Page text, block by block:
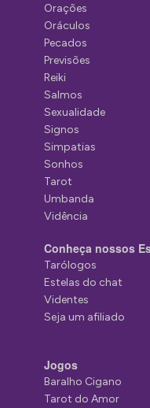
Orações
Oráculos
Pecados
Previsões
Reiki
Salmos
Sexualidade
Signos
Simpatias
Sonhos
Tarot
Umbanda
Vidência
Conheça nossos
Tarólogos
Estelas do chat
Videntes
Seja um afiliado
Jogos
Baralho Cigano
Tarot do Amor